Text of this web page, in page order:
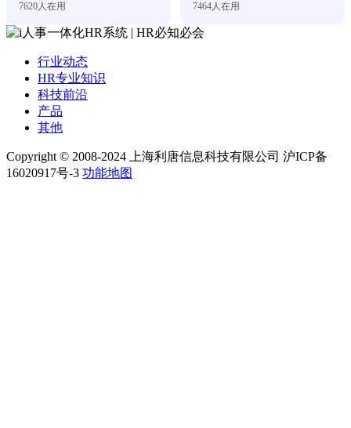
7620人在用 7464人在用
行业动态
HR专业知识
科技前沿
产品
其他
Copyright © 2008-2024 上海利唐信息科技有限公司 沪ICP备
16020917号-3 功能地图